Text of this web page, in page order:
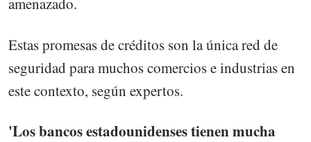
Estas promesas de créditos son la única red de
seguridad para muchos comercios e industrias en
este contexto, según expertos.
'Los bancos estadounidenses tienen mucha